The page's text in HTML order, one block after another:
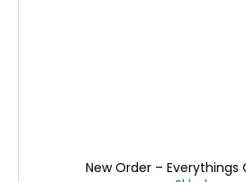
New Order – Everythings